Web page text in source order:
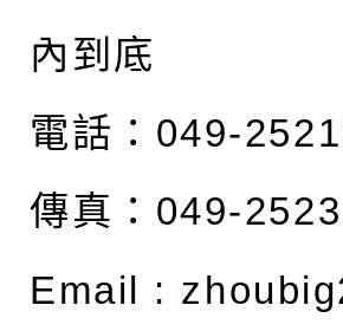
內到底
電話：049-
傳真：049-
Email :